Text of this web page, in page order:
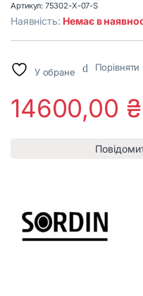
Артикул: 75302-X-07-S
Наявність: Немає в
У обране Порівняти
14600,00 ₴